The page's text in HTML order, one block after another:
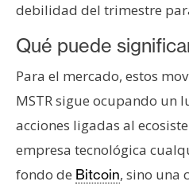
debilidad del trimestre
Qué puede
Para el mercado, estos
MSTR sigue ocupando un
acciones ligadas al
empresa tecnológica
fondo de Bitcoin, sino una